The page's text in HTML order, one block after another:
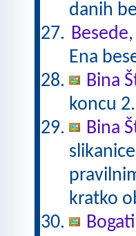
danih
Ena
Bina
koncu
Bina
kratko